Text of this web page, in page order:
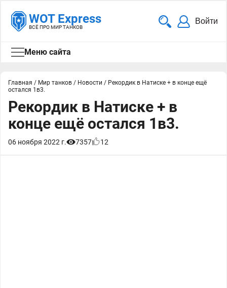
WOT Express
ВСЁ ПРО МИР ТАНКОВ
Войти
Меню сайта
Главная / Мир танков / Новости / Рекордик в Натиске + в конце ещё
остался 1в3.
Рекордик в Натиске + в
конце ещё остался 1в3.
06 ноября 2022 г. 7357 12